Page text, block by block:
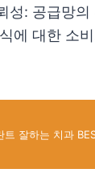
성: 공급망의
에 대한 소
잘하는 치과